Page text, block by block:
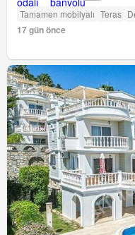
Tamamen mobilyalı Teras
17 gün önce